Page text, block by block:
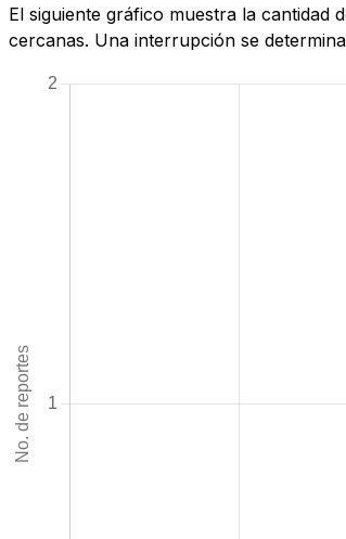
El siguiente gráfico muestra la cantidad
cercanas. Una interrupción se